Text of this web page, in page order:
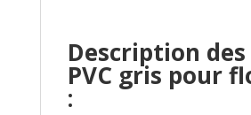
Description
PVC gris pour
: